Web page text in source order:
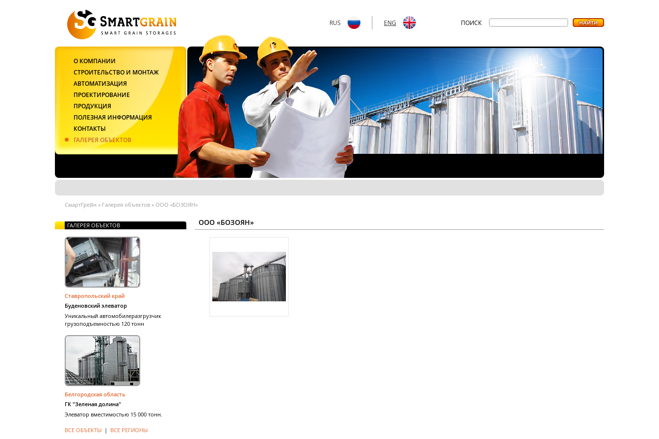
ООО «БОЗОЯН»
ГАЛЕРЕЯ ОБЪЕКТОВ
Ставропольский край
Буденовский элеватор
Уникальный автомобилеразгрузчик
грузоподъемностью 120 тонн
Белгородская область
ГК "Зеленая долина"
Элеватор вместимостью 15 000 тонн.
ВСЕ ОБЪЕКТЫ | ВСЕ РЕГИОНЫ
СмартГрейн » Галерея объектов » ООО «БОЗОЯН»
О КОМПАНИИ
СТРОИТЕЛЬСТВО И МОНТАЖ
АВТОМАТИЗАЦИЯ
ПРОЕКТИРОВАНИЕ
ПРОДУКЦИЯ
ПОЛЕЗНАЯ ИНФОРМАЦИЯ
КОНТАКТЫ
ГАЛЕРЕЯ ОБЪЕКТОВ
ПОИСК
RUS ENG